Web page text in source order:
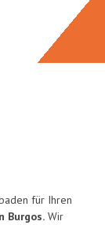
für Ihren
Burgos. Wir